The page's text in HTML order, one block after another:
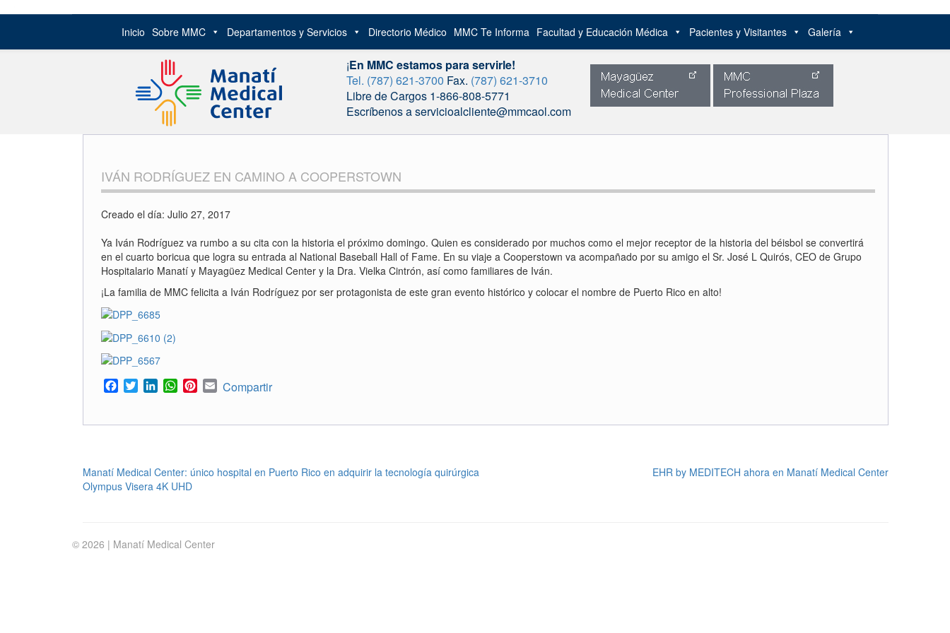
Inicio Sobre MMC Departamentos y Servicios Directorio Médico MMC Te Informa Facultad y Educación Médica Pacientes y Visitantes Galería
¡En MMC estamos para servirle!
Tel. (787) 621-3700 Fax. (787) 621-3710
Libre de Cargos 1-866-808-5771
Escríbenos a servicioalcliente@mmcaol.com
contentIVÁN RODRÍGUEZ EN CAMINO A COOPERSTOWN
Creado el día: Julio 27, 2017
Ya Iván Rodríguez va rumbo a su cita con la historia el próximo domingo. Quien es considerado por muchos como el mejor receptor de la historia del béisbol se convertirá
en el cuarto boricua que logra su entrada al National Baseball Hall of Fame. En su viaje a Cooperstown va acompañado por su amigo el Sr. José L Quirós, CEO de Grupo
Hospitalario Manatí y Mayagüez Medical Center y la Dra. Vielka Cintrón, así como familiares de Iván.
¡La familia de MMC felicita a Iván Rodríguez por ser protagonista de este gran evento histórico y colocar el nombre de Puerto Rico en alto!
Facebook
TwitterLinkedInWhatsApp
Pinterest
Email
Compartir
POST
NAVIGATION
Manatí Medical Center: único hospital en Puerto Rico en adquirir la tecnología quirúrgica
Olympus Visera 4K UHD
EHR by MEDITECH ahora en Manatí Medical Center
© 2026 | Manatí Medical Center